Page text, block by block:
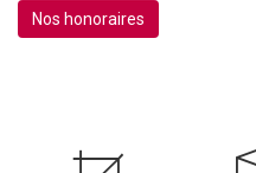
Nos honoraires